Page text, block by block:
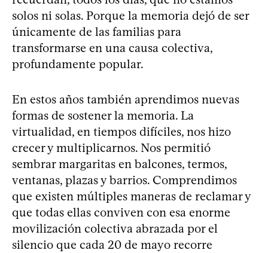
solos ni solas. Porque la memoria dejó de ser
únicamente de las familias para
transformarse en una causa colectiva,
profundamente popular.
En estos años también aprendimos nuevas
formas de sostener la memoria. La
virtualidad, en tiempos difíciles, nos hizo
crecer y multiplicarnos. Nos permitió
sembrar margaritas en balcones, termos,
ventanas, plazas y barrios. Comprendimos
que existen múltiples maneras de reclamar y
que todas ellas conviven con esa enorme
movilización colectiva abrazada por el
silencio que cada 20 de mayo recorre